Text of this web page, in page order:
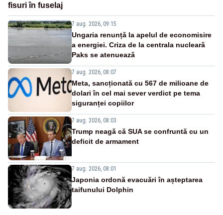
fisuri în fuselaj
7 aug. 2026, 09:15
Ungaria renunță la apelul de economisire
a energiei. Criza de la centrala nucleară
Paks se atenuează
7 aug. 2026, 08:07
Meta, sancționată cu 567 de milioane de
dolari în cel mai sever verdict pe tema
siguranței copiilor
7 aug. 2026, 08:03
Trump neagă că SUA se confruntă cu un
deficit de armament
7 aug. 2026, 08:01
Japonia ordonă evacuări în așteptarea
taifunului Dolphin